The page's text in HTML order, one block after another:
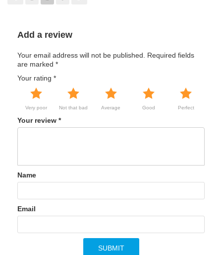
Add a review
Your email address will not be published.
Required fields
are marked *
Your rating *
Very poor Not that bad Average Good Perfect
Your review *
Name
Email